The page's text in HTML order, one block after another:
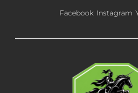
Facebook Instagram